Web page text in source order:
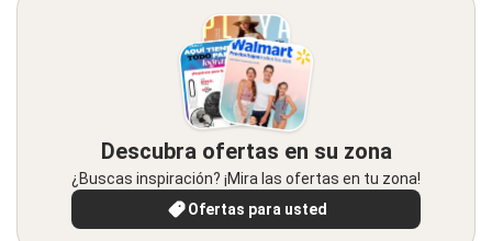
Descubra ofertas en su zona
¿Buscas inspiración? ¡Mira las ofertas en tu zona!
Ofertas para usted